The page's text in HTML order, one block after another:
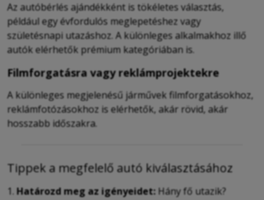
Az autóbérlés ajándékként is tökéletes választás,
például egy évfordulós meglepetéshez vagy
születésnapi utazáshoz. A különleges alkalmakhoz illő
autók elérhetők prémium kategóriában is.
Filmforgatásra vagy reklámprojektekre
A különleges megjelenésű járművek filmforgatásokhoz,
reklámfotózásokhoz is elérhetők, akár rövid, akár
hosszabb időszakra.
Tippek a megfelelő autó kiválasztásához
Határozd meg az igényeidet: Hány fő utazik?